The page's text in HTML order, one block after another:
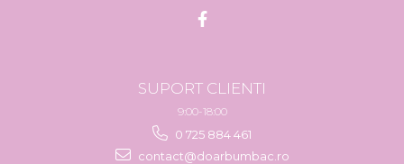
SUPORT CLIENTI
9:00-18:00
0 725 884 461
contact@doarbumbac.ro